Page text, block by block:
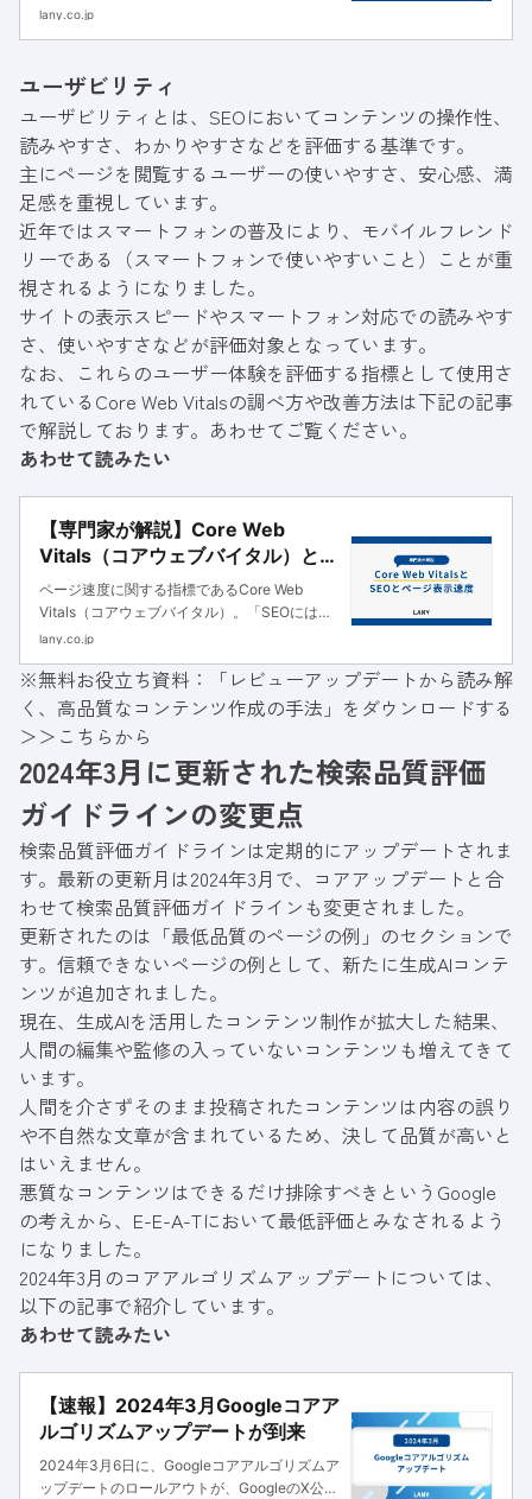
ではGoogleによるE-E-A-Tの評価基準や、評
lany.co.jp
ユーザビリティ
ユーザビリティとは、SEOにおいてコンテンツの操作性、
読みやすさ、わかりやすさなどを評価する基準です。
主にページを閲覧するユーザーの使いやすさ、安心感、満
足感を重視しています。
近年ではスマートフォンの普及により、モバイルフレンド
リーである（スマートフォンで使いやすいこと）ことが重
視されるようになりました。
サイトの表示スピードやスマートフォン対応での読みやす
さ、使いやすさなどが評価対象となっています。
なお、これらのユーザー体験を評価する指標として使用さ
れているCore Web Vitalsの調べ方や改善方法は下記の記事
で解説しております。あわせてご覧ください。
あわせて読みたい
【専門家が解説】Core Web
Vitals（コアウェブバイタル）と
SEOとページ表示速度
ページ速度に関する指標であるCore Web
Vitals（コアウェブバイタル）。「SEOにはど
れだけ影響があるのか」「Core Web Vitalsの
lany.co.jp
※無料お役立ち資料：「レビューアップデートから読み解
く、高品質なコンテンツ作成の手法」をダウンロードする
＞＞ こちらから
2024年3月に更新された検索品質評価
ガイドラインの変更点
検索品質評価ガイドラインは定期的にアップデートされま
す。最新の更新月は2024年3月で、コアアップデートと合
わせて検索品質評価ガイドラインも変更されました。
更新されたのは「最低品質のページの例」のセクションで
す。信頼できないページの例として、新たに生成AIコンテ
ンツが追加されました。
現在、生成AIを活用したコンテンツ制作が拡大した結果、
人間の編集や監修の入っていないコンテンツも増えてきて
います。
人間を介さずそのまま投稿されたコンテンツは内容の誤り
や不自然な文章が含まれているため、決して品質が高いと
はいえません。
悪質なコンテンツはできるだけ排除すべきというGoogle
の考えから、E-E-A-Tにおいて最低評価とみなされるよう
になりました。
2024年3月のコアアルゴリズムアップデートについては、
以下の記事で紹介しています。
あわせて読みたい
【速報】2024年3月Googleコアア
ルゴリズムアップデートが到来
2024年3月6日に、Googleコアアルゴリズムア
ップデートのロールアウトが、GoogleのX公式